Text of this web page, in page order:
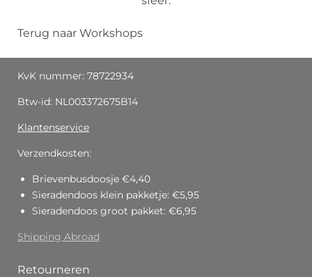
Terug naar Workshops
KvK nummer: 78722934
Btw-id: NL003372675B14
Klantenservice
Verzendkosten:
Brievenbusdoosje €4,40
Sieradendoos klein pakketje: €5,95
Sieradendoos groot pakket: €6,95
Shipping Abroad
Retourneren